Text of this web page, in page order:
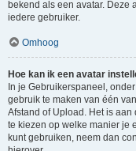
bekend als een avatar. Deze
iedere gebruiker.
Omhoog
Hoe kan ik een avatar
In je Gebruikerspaneel,
gebruik te maken van één
Afstand of Upload. Het is
te kiezen op welke manier je
kunt gebruiken, neem dan